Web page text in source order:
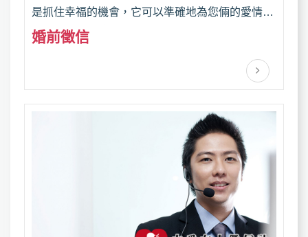
是抓住幸福的機會，它可以準確地為您倆的愛情開
出診斷証明，讓您全盤了解將來的另一半；無論男
外遇每看清事實，幫助您婚姻感情幸福美滿！
婚前徵信